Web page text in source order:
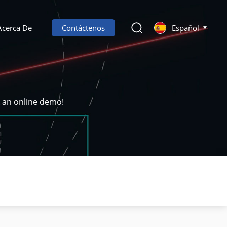
De Contáctenos Español
online demo!